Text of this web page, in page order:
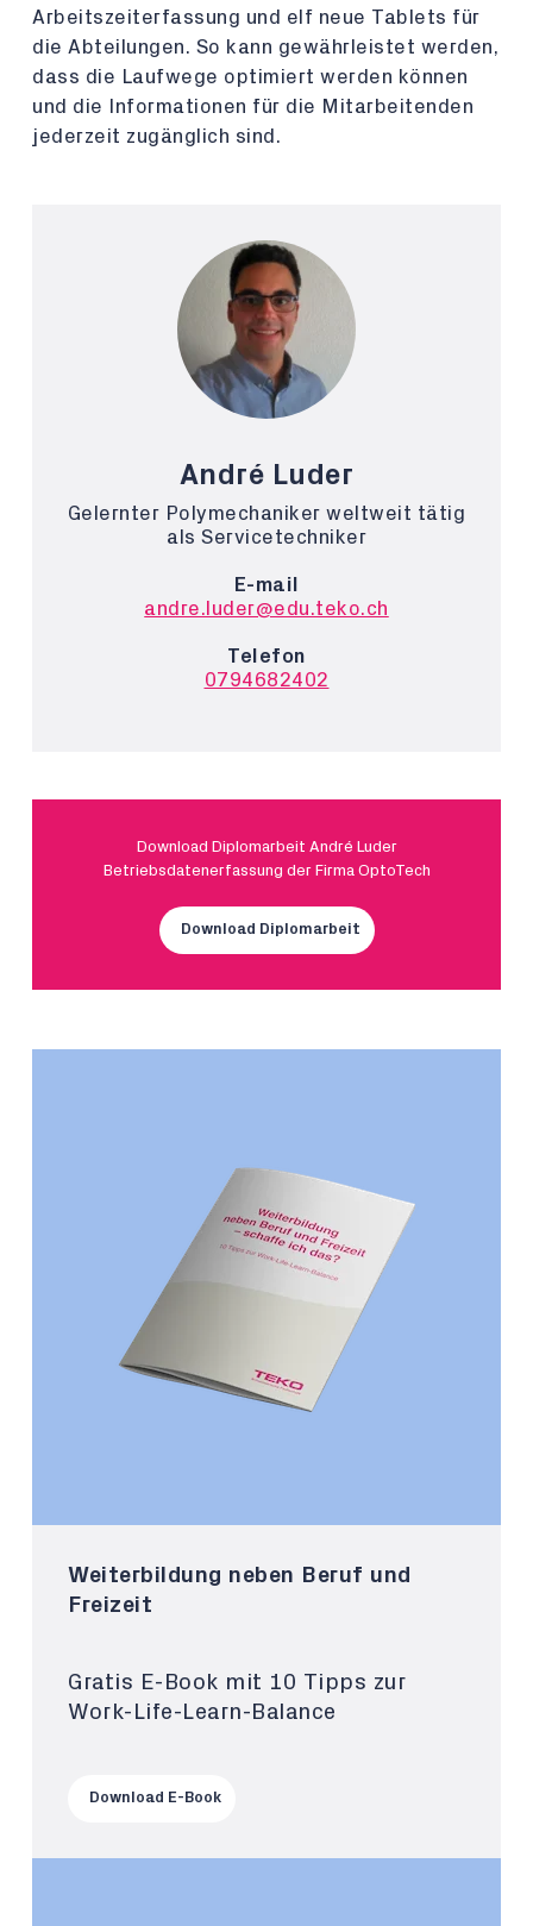
Arbeitszeiterfassung und elf neue Tablets für
die Abteilungen. So kann gewährleistet werden,
dass die Laufwege optimiert werden können
und die Informationen für die Mitarbeitenden
jederzeit zugänglich sind.
André Luder
Gelernter Polymechaniker weltweit tätig
als Servicetechniker
E-mail
andre.luder@edu.teko.ch
Telefon
0794682402
Download Diplomarbeit André Luder
Betriebsdatenerfassung der Firma OptoTech
Download Diplomarbeit
Weiterbildung neben Beruf und
Freizeit
Gratis E-Book mit 10 Tipps zur
Work-Life-Learn-Balance
Download E-Book